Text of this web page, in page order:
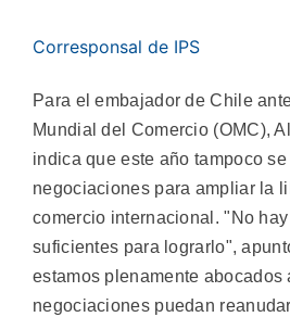
Corresponsal de IPS
Para el embajador de Chile
Mundial del Comercio (OMC),
indica que este año tampoco
negociaciones para ampliar la
comercio internacional. "No
suficientes para lograrlo",
estamos plenamente abocados
negociaciones puedan